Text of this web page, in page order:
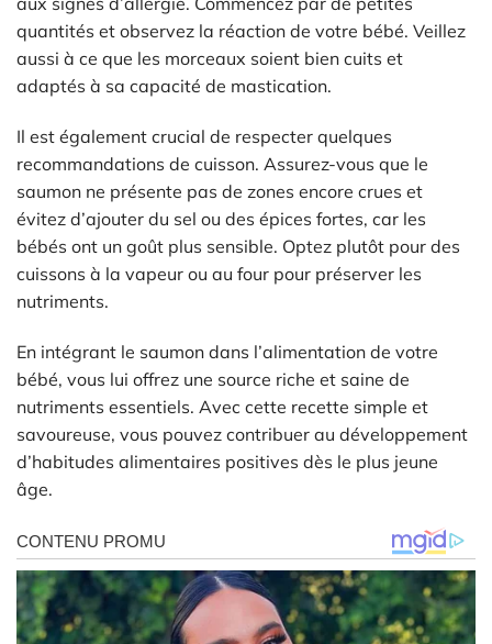
quantités et observez la réaction de votre bébé. Veillez
aussi à ce que les morceaux soient bien cuits et
adaptés à sa capacité de mastication.
Il est également crucial de respecter quelques
recommandations de cuisson. Assurez-vous que le
saumon ne présente pas de zones encore crues et
évitez d’ajouter du sel ou des épices fortes, car les
bébés ont un goût plus sensible. Optez plutôt pour des
cuissons à la vapeur ou au four pour préserver les
nutriments.
En intégrant le saumon dans l’alimentation de votre
bébé, vous lui offrez une source riche et saine de
nutriments essentiels. Avec cette recette simple et
savoureuse, vous pouvez contribuer au développement
d’habitudes alimentaires positives dès le plus jeune
âge.